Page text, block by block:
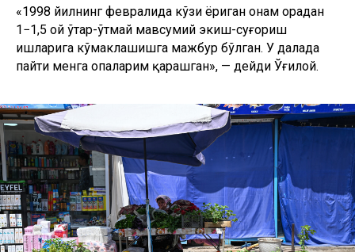
«1998 йилнинг февралида кўзи ёриган онам орадан
1−1,5 ой ўтар-ўтмай мавсумий экиш-суғориш
ишларига кўмаклашишга мажбур бўлган. У далада
пайти менга опаларим қарашган», — дейди Ўғилой.